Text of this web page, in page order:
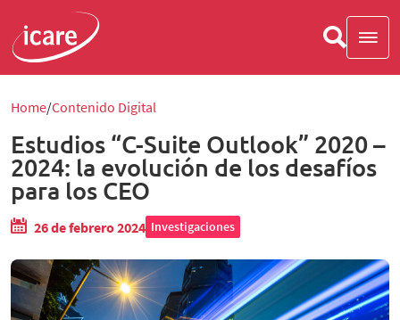
Home Contenido Digital
Estudios “C-Suite Outlook” 2020 –
2024: la evolución de los desafíos
para los CEO
26 de febrero 2024 Investigaciones